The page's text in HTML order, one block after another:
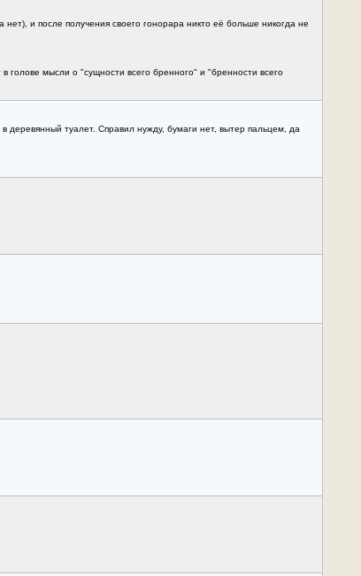
нет), и после получения своего гонорара никто её больше никогда не
голове мысли о "сущности всего бренного" и "бренности всего
туалет. Справил нужду, бумаги нет, вытер пальцем, да